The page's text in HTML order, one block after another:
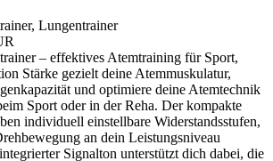
Lungentrainer
– effektives Atemtraining für Sport,
Stärke gezielt deine Atemmuskulatur,
und optimiere deine Atemtechnik
Sport oder in der Reha. Der kompakte
individuell einstellbare Widerstandsstufen,
an dein Leistungsniveau
Signalton unterstützt dich dabei, die